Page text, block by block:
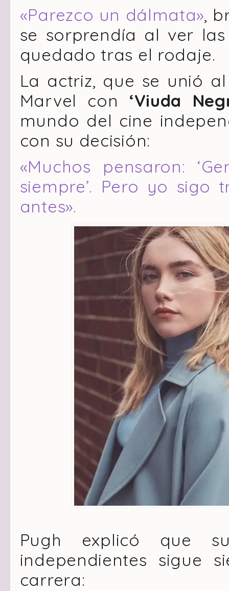
«Parezco un dálmata»,
se sorprendía al ver
quedado tras el rodaje.
La actriz, que se unió
Marvel con ‘Viuda
mundo del cine
con su decisión:
«Muchos pensaron:
siempre’. Pero yo
antes».
Pugh explicó que
independientes sigue
carrera: